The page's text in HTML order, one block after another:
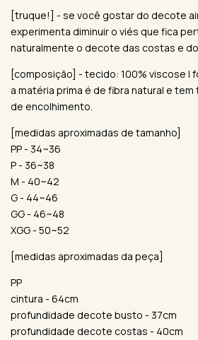
[truque!] - se você gostar do decote
experimenta diminuir o viés que fica
naturalmente o decote das costas e
[composição] - tecido: 100% viscose |
a matéria prima é de fibra natural e tem
de encolhimento.
[medidas aproximadas de tamanho]
PP - 34~36
P - 36~38
M - 40~42
G - 44~46
GG - 46~48
XGG - 50~52
[medidas aproximadas da peça]
PP
cintura - 64cm
profundidade decote busto - 37cm
profundidade decote costas - 40cm